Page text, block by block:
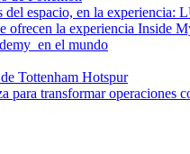
del espacio, en la experiencia:
ofrecen la experiencia Inside
en el mundo
Tottenham Hotspur
para transformar operaciones